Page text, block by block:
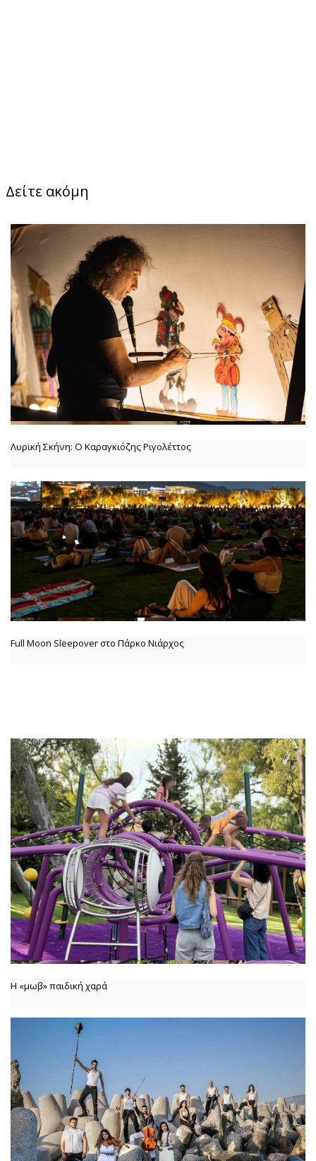
Δείτε ακόμη
Λυρική Σκήνη: Ο Καραγκιόζης Ριγολέττος
Full Moon Sleepover στο Πάρκο Νιάρχος
Η «μωβ» παιδική χαρά